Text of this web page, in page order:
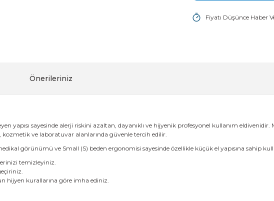
Fiyatı Düşünce Haber
Önerileriniz
yapısı sayesinde alerji riskini azaltan, dayanıklı ve hijyenik profesyonel kullanım
ve laboratuvar alanlarında güvenle tercih edilir.
görünümü ve Small (S) beden ergonomisi sayesinde özellikle küçük el yapısına sahip
temizleyiniz.
hijyen kurallarına göre imha ediniz.